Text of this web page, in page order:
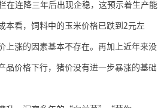
在连降三年后出现企稳，这预示着生产能
本看，饲料中的玉米价格已跌到 2元左
上涨的因素基本不存在。再加上近年来没
品价格下行，猪价没有进一步暴涨的基础